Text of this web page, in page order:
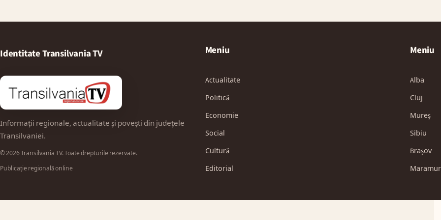
Identitate Transilvania TV
Informații regionale, actualitate și povești din județele
Transilvaniei.
© 2026 Transilvania TV. Toate drepturile rezervate.
Publicație regională online
Meniu
Actualitate
Politică
Economie
Social
Cultură
Editorial
Meniu
Alba
Cluj
Mureș
Sibiu
Brașov